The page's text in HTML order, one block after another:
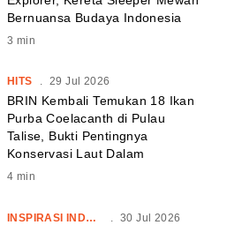
Bernuansa Budaya Indonesia
3 min
HITS . 29 Jul 2026
BRIN Kembali Temukan 18 Ikan
Purba Coelacanth di Pulau
Talise, Bukti Pentingnya
Konservasi Laut Dalam
4 min
INSPIRASI INDONESIA 30 Jul 2026